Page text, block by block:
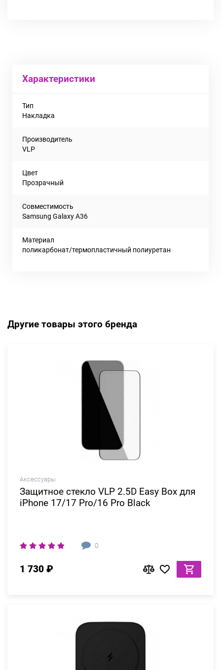
Характеристики
Тип
Накладка
Производитель
VLP
Цвет
Прозрачный
Совместимость
Samsung Galaxy A36
Материал
поликарбонат/термопластичный полиуретан
Другие товары этого бренда
Аксессуары
Защитное стекло VLP 2.5D Easy Box для
iPhone 17/17 Pro/16 Pro Black
0
1 730 ₽